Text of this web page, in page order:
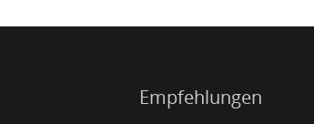
Empfehlungen